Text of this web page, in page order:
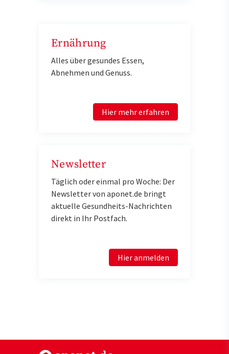
Ernährung
Alles über gesundes Essen,
Abnehmen und Genuss.
Hier mehr erfahren
Newsletter
Täglich oder einmal pro Woche: Der
Newsletter von aponet.de bringt
aktuelle Gesundheits-Nachrichten
direkt in Ihr Postfach.
Hier anmelden